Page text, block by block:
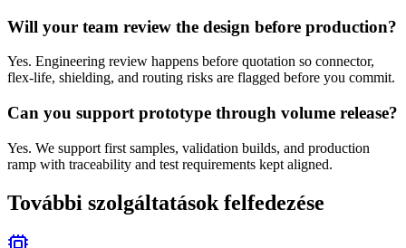
Will your team review the design before production?
Yes. Engineering review happens before quotation so connector,
flex-life, shielding, and routing risks are flagged before you commit.
Can you support prototype through volume release?
Yes. We support first samples, validation builds, and production
ramp with traceability and test requirements kept aligned.
További szolgáltatások felfedezése